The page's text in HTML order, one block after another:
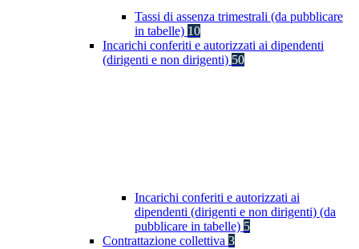
Tassi di assenza trimestrali (da pubblicare
in tabelle) 10
Incarichi conferiti e autorizzati ai dipendenti
(dirigenti e non dirigenti) 50
Incarichi conferiti e autorizzati ai
dipendenti (dirigenti e non dirigenti) (da
pubblicare in tabelle) 5
Contrattazione collettiva 3